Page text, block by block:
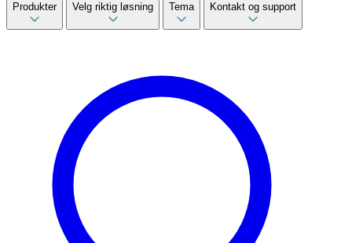
Produkter Velg riktig løsning Tema Kontakt og support